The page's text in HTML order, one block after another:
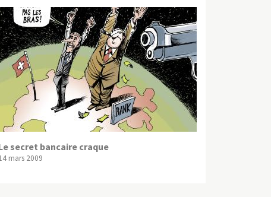
secret bancaire craque
mars 2009